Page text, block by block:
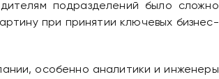
подразделений было сложно
при принятии ключевых бизнес-
особенно аналитики и инженеры